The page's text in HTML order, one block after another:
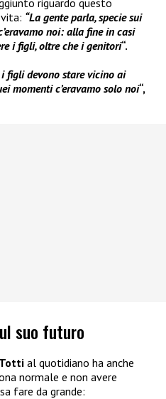
riguardo questo
“La gente parla, specie sui
noi: alla fine in casi
i figli, oltre che i genitori“.
figli devono stare vicino ai
momenti c’eravamo solo noi“,
suo futuro
al quotidiano ha anche
normale e non avere
fare da grande: